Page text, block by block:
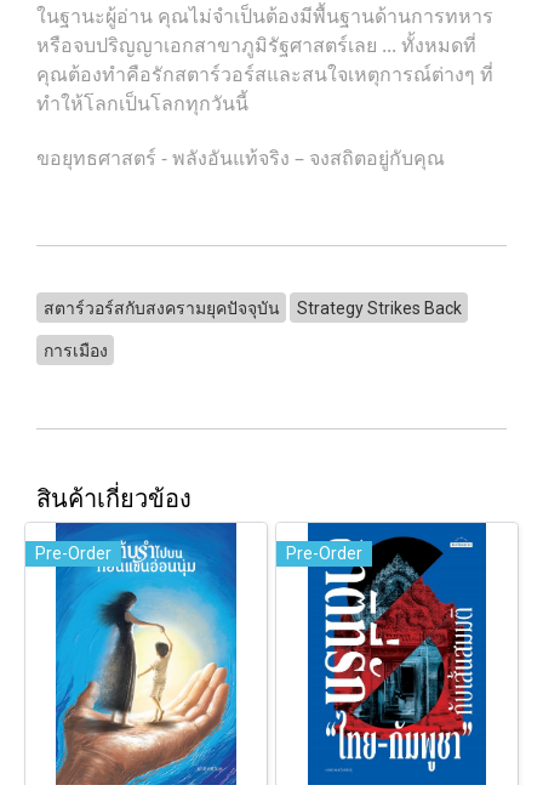
ในฐานะผู้อ่าน คุณไม่จำเป็นต้องมีพื้นฐานด้านการทหาร
หรือจบปริญญาเอกสาขาภูมิรัฐศาสตร์เลย ... ทั้งหมดที่
คุณต้องทำคือรักสตาร์วอร์สและสนใจเหตุการณ์ต่างๆ ที่
ทำให้โลกเป็นโลกทุกวันนี้
ขอยุทธศาสตร์ - พลังอันแท้จริง – จงสถิตอยู่กับคุณ
สตาร์วอร์สกับสงครามยุคปัจจุบัน Strategy Strikes Back
การเมือง
สินค้าเกี่ยวข้อง
Pre-Order Pre-Order